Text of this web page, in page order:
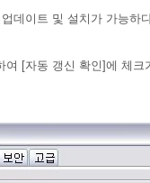
데이트 및 설치가 가능하
[자동 갱신 확인]에 체